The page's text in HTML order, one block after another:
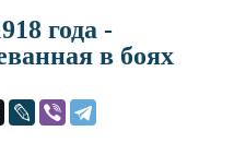
года -
в боях